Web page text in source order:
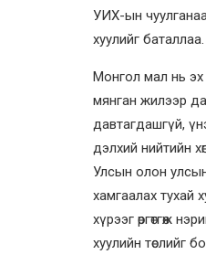
УИХ-ын
хуулийг баталлаа.
Монгол мал нь эх
мянган жилээр
давтагдашгүй,
дэлхий нийтийн
Улсын олон
хамгаалах тухай
хүрээг өргөтгөж
хуулийн төслийг